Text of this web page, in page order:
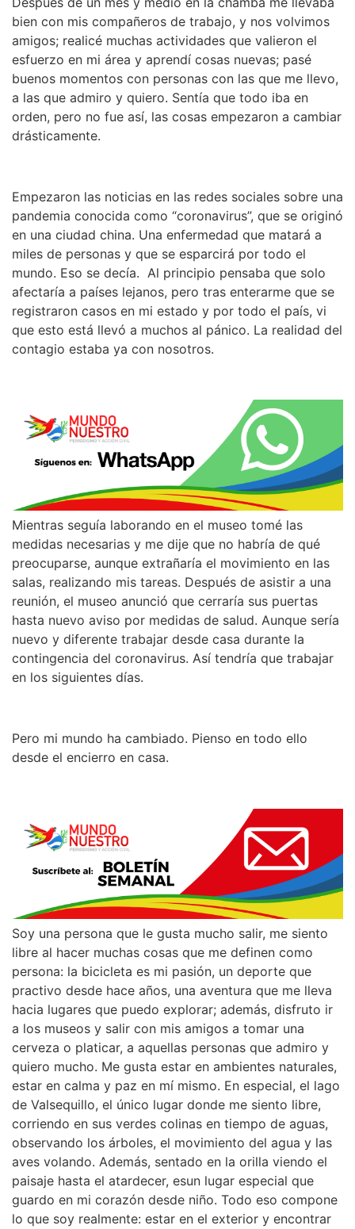
bien con mis compañeros de trabajo, y nos volvimos
amigos; realicé muchas actividades que valieron el
esfuerzo en mi área y aprendí cosas nuevas; pasé
buenos momentos con personas con las que me llevo,
a las que admiro y quiero. Sentía que todo iba en
orden, pero no fue así, las cosas empezaron a cambiar
drásticamente.
Empezaron las noticias en las redes sociales sobre una
pandemia conocida como “coronavirus”, que se originó
en una ciudad china. Una enfermedad que matará a
miles de personas y que se esparcirá por todo el
mundo. Eso se decía. Al principio pensaba que solo
afectaría a países lejanos, pero tras enterarme que se
registraron casos en mi estado y por todo el país, vi
que esto está llevó a muchos al pánico. La realidad del
contagio estaba ya con nosotros.
Mientras seguía laborando en el museo tomé las
medidas necesarias y me dije que no habría de qué
preocuparse, aunque extrañaría el movimiento en las
salas, realizando mis tareas. Después de asistir a una
reunión, el museo anunció que cerraría sus puertas
hasta nuevo aviso por medidas de salud. Aunque sería
nuevo y diferente trabajar desde casa durante la
contingencia del coronavirus. Así tendría que trabajar
en los siguientes días.
Pero mi mundo ha cambiado. Pienso en todo ello
desde el encierro en casa.
Soy una persona que le gusta mucho salir, me siento
libre al hacer muchas cosas que me definen como
persona: la bicicleta es mi pasión, un deporte que
practivo desde hace años, una aventura que me lleva
hacia lugares que puedo explorar; además, disfruto ir
a los museos y salir con mis amigos a tomar una
cerveza o platicar, a aquellas personas que admiro y
quiero mucho. Me gusta estar en ambientes naturales,
estar en calma y paz en mí mismo. En especial, el lago
de Valsequillo, el único lugar donde me siento libre,
corriendo en sus verdes colinas en tiempo de aguas,
observando los árboles, el movimiento del agua y las
aves volando. Además, sentado en la orilla viendo el
paisaje hasta el atardecer, esun lugar especial que
guardo en mi corazón desde niño. Todo eso compone
lo que soy realmente: estar en el exterior y encontrar